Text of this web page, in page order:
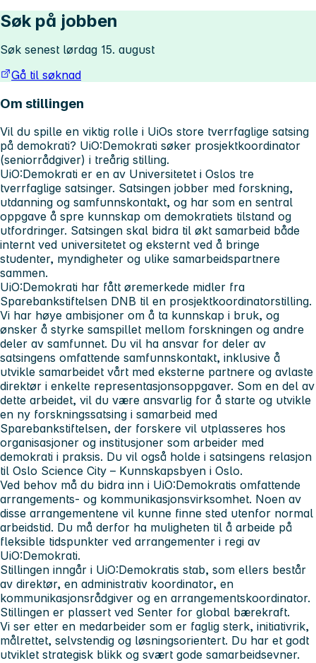
Søk på jobben
Søk senest lørdag 15. august
Gå til søknad
Om stillingen
Vil du spille en viktig rolle i UiOs store tverrfaglige satsing
på demokrati? UiO:Demokrati søker prosjektkoordinator
(seniorrådgiver) i treårig stilling.
UiO:Demokrati er en av Universitetet i Oslos tre
tverrfaglige satsinger. Satsingen jobber med forskning,
utdanning og samfunnskontakt, og har som en sentral
oppgave å spre kunnskap om demokratiets tilstand og
utfordringer. Satsingen skal bidra til økt samarbeid både
internt ved universitetet og eksternt ved å bringe
studenter, myndigheter og ulike samarbeidspartnere
sammen.
UiO:Demokrati har fått øremerkede midler fra
Sparebankstiftelsen DNB til en prosjektkoordinatorstilling.
Vi har høye ambisjoner om å ta kunnskap i bruk, og
ønsker å styrke samspillet mellom forskningen og andre
deler av samfunnet. Du vil ha ansvar for deler av
satsingens omfattende samfunnskontakt, inklusive å
utvikle samarbeidet vårt med eksterne partnere og avlaste
direktør i enkelte representasjonsoppgaver. Som en del av
dette arbeidet, vil du være ansvarlig for å starte og utvikle
en ny forskningssatsing i samarbeid med
Sparebankstiftelsen, der forskere vil utplasseres hos
organisasjoner og institusjoner som arbeider med
demokrati i praksis. Du vil også holde i satsingens relasjon
til Oslo Science City – Kunnskapsbyen i Oslo.
Ved behov må du bidra inn i UiO:Demokratis omfattende
arrangements- og kommunikasjonsvirksomhet. Noen av
disse arrangementene vil kunne finne sted utenfor normal
arbeidstid. Du må derfor ha muligheten til å arbeide på
fleksible tidspunkter ved arrangementer i regi av
UiO:Demokrati.
Stillingen inngår i UiO:Demokratis stab, som ellers består
av direktør, en administrativ koordinator, en
kommunikasjonsrådgiver og en arrangementskoordinator.
Stillingen er plassert ved Senter for global bærekraft.
Vi ser etter en medarbeider som er faglig sterk, initiativrik,
målrettet, selvstendig og løsningsorientert. Du har et godt
utviklet strategisk blikk og svært gode samarbeidsevner.